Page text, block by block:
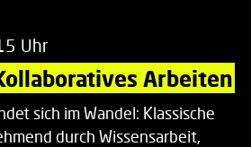
Uhr
Arbeiten
sich im Wandel: Klassische
durch Wissensarbeit,